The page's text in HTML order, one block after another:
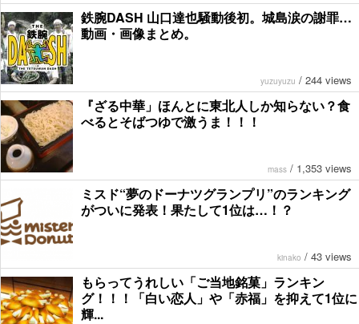
鉄腕DASH 山口達也騒動後初。城島涙の謝罪…
動画・画像まとめ。
yuzuyuzu / 244 views
『ざる中華」ほんとに東北人しか知らない？食
べるとそばつゆで激うま！！！
mass / 1,353 views
ミスド“夢のドーナツグランプリ”のランキング
がついに発表！果たして1位は…！？
kinako / 43 views
もらってうれしい「ご当地銘菓」ランキン
グ！！！「白い恋人」や「赤福」を抑えて1位に
輝...